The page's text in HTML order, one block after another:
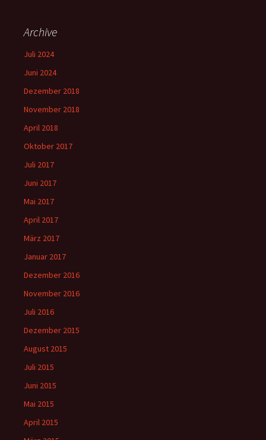
Archive
Juli 2024
Juni 2024
Dezember 2018
November 2018
April 2018
Oktober 2017
Juli 2017
Juni 2017
Mai 2017
April 2017
März 2017
Januar 2017
Dezember 2016
November 2016
Juli 2016
Dezember 2015
August 2015
Juli 2015
Juni 2015
Mai 2015
April 2015